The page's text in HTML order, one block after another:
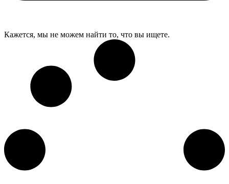
Кажется, мы не можем найти то, что вы ищете.